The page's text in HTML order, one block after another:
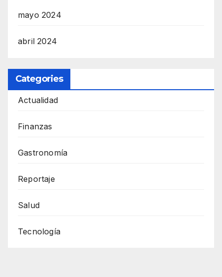
mayo 2024
abril 2024
Categories
Actualidad
Finanzas
Gastronomía
Reportaje
Salud
Tecnología